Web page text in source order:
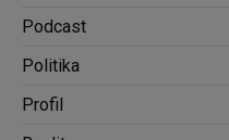
Podcast
Politika
Profil